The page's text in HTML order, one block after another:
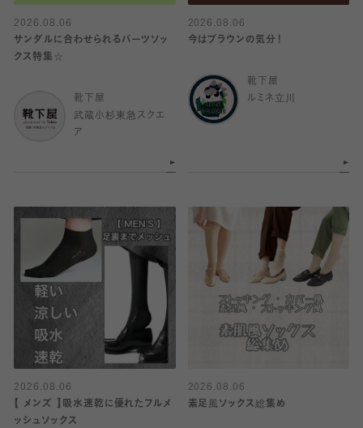
2026.08.06
サンダルに合わせられるパーツソッ
クス特集☆
靴下屋
武蔵小杉東急スクエ
ア
2026.08.06
今はブラウンの気分！
靴下屋
ルミネ立川
2026.08.06
【 メンズ 】吸水速乾に優れたフルメ
ッシュソックス
2026.08.06
素足風ソックス総集め